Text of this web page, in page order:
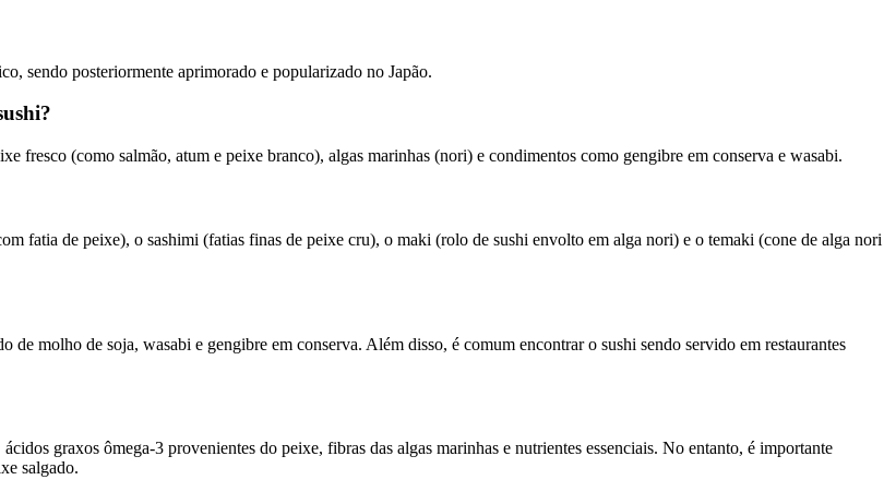
sendo posteriormente aprimorado e popularizado no Japão.
fresco (como salmão, atum e peixe branco), algas marinhas (nori) e condimentos como gengibre em conserva e wasabi.
fatia de peixe), o sashimi (fatias finas de peixe cru), o maki (rolo de sushi envolto em alga nori) e o temaki (cone de alga nori
molho de soja, wasabi e gengibre em conserva. Além disso, é comum encontrar o sushi sendo servido em restaurantes
graxos ômega-3 provenientes do peixe, fibras das algas marinhas e nutrientes essenciais. No entanto, é importante
salgado.